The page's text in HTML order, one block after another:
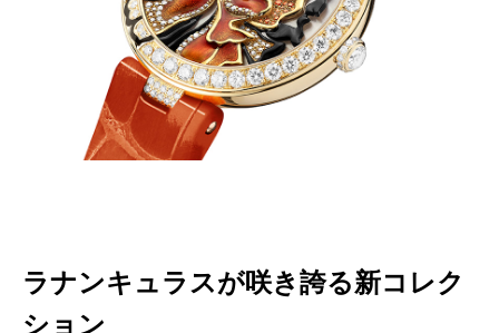
ラナンキュラスが咲き誇る新コレク
ション